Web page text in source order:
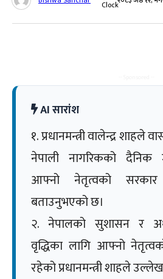
AI सारांश
१. प्रधानमन्त्री वालेन्द्र शाहले
नेपाली नागरिकको दैनिक
आफ्नो नेतृत्वको सरकार
बताउनुभएको छ।
२. नेपालको सुशासन र
वृद्धिका लागि आफ्नो
रहेको प्रधानमन्त्री शाहले